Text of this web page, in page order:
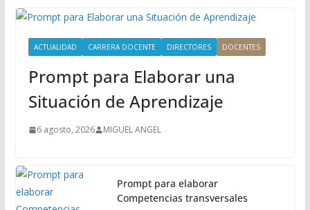
P
ACTUALIDAD CARRERA DOCENTE DIRECTORES DOCENTES
Prompt para Elaborar una
Situación de Aprendizaje
6 agosto, 2026 MIGUEL ANGEL
Prompt para elaborar
Competencias transversales